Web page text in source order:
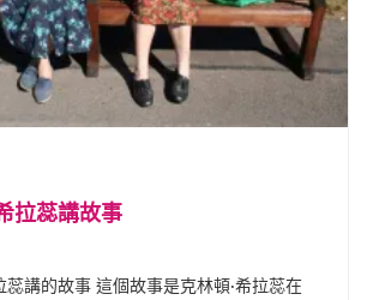
拉蕊講故事
講的故事 這個故事是克林頓·希拉蕊在